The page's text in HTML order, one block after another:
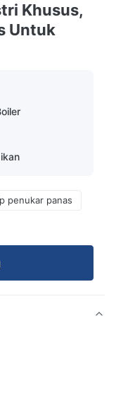
Khusus,
Untuk
penukar panas